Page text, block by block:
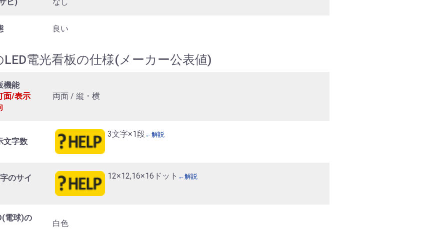
良い
LED電光看板の仕様(メーカー公表値)
機能
面/表示
両面 / 縦・横
文字数
3文字×1段←解説
のサイ 12×12,16×16ドット ←解説
電球)の
白色